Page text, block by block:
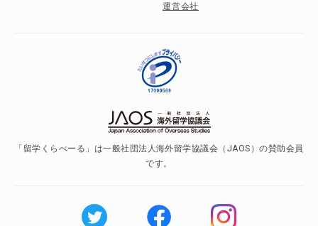
運営会社
「留学くらべーる」は一般社団法人海外留学協議会（JAOS）の賛助会員
です。